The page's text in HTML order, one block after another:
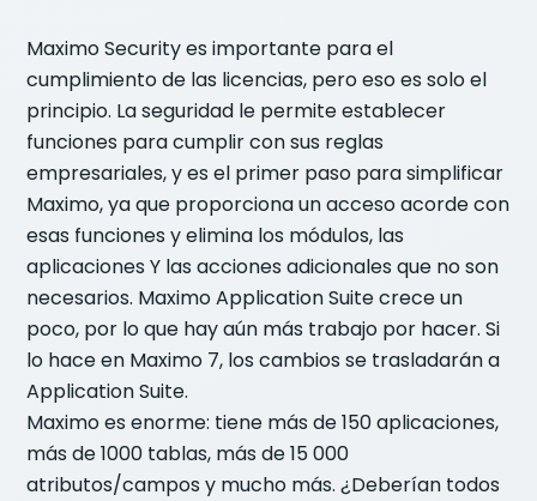
Maximo Security es importante para el
cumplimiento de las licencias, pero eso es solo el
principio. La seguridad le permite establecer
funciones para cumplir con sus reglas
empresariales, y es el primer paso para simplificar
Maximo, ya que proporciona un acceso acorde con
esas funciones y elimina los módulos, las
aplicaciones Y las acciones adicionales que no son
necesarios. Maximo Application Suite crece un
poco, por lo que hay aún más trabajo por hacer. Si
lo hace en Maximo 7, los cambios se trasladarán a
Application Suite.
Maximo es enorme: tiene más de 150 aplicaciones,
más de 1000 tablas, más de 15 000
atributos/campos y mucho más. ¿Deberían todos